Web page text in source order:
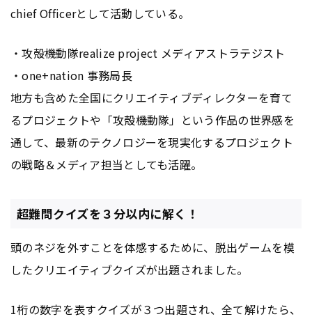
chief Officerとして活動している。
・攻殻機動隊realize project メディアストラテジスト
・one+nation 事務局長
地方も含めた全国にクリエイティブディレクターを育て
るプロジェクトや「攻殻機動隊」という作品の世界感を
通して、最新のテクノロジーを現実化するプロジェクト
の戦略＆メディア担当としても活躍。
超難問クイズを３分以内に解く！
頭のネジを外すことを体感するために、脱出ゲームを模
したクリエイティブクイズが出題されました。
1桁の数字を表すクイズが３つ出題され、全て解けたら、